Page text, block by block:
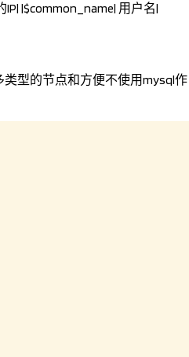
|$common_name| 用户名|
类型的节点和方便不使用mysql作